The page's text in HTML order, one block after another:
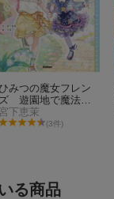
みつの魔女フレン
ズ 遊園地で魔法の
くそく☆
下恵茉
(3件)
る商品